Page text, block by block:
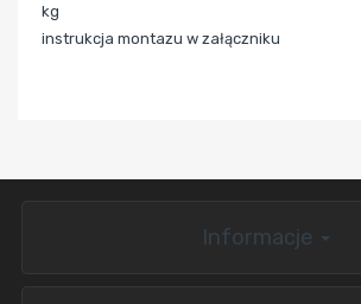
kg
instrukcja montazu w załączniku
Informacje